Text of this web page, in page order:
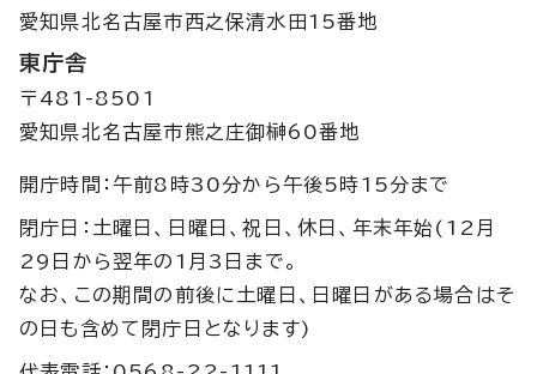
愛知県北名古屋市西之保清水田15番地
東庁舎
〒481-8501
愛知県北名古屋市熊之庄御榊60番地
開庁時間：午前8時30分から午後5時15分まで
閉庁日：土曜日、日曜日、祝日、休日、年末年始(12月
29日から翌年の1月3日まで。
なお、この期間の前後に土曜日、日曜日がある場合はそ
の日も含めて閉庁日となります)